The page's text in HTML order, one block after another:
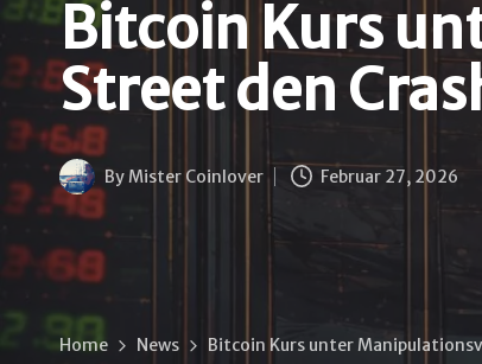
u
d
e
Bitcoin Kurs
Street den
Posted
by
By Mister Coinlover Februar 27, 2026
Home News Bitcoin Kurs unter